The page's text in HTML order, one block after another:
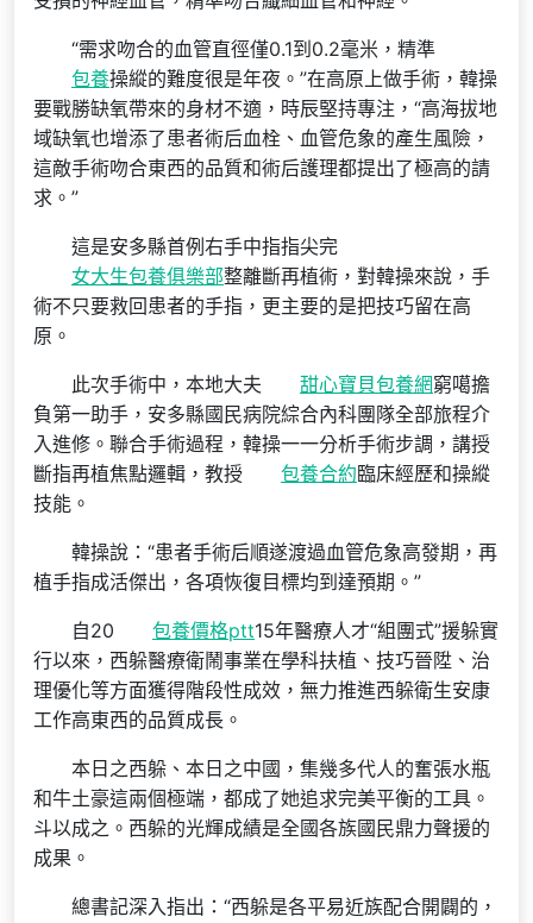
“需求吻合的血管直徑僅0.1到0.2毫米，精準
包養操縱的難度很是年夜。”在高原上做手術，韓操
要戰勝缺氧帶來的身材不適，時辰堅持專注，“高海拔地
域缺氧也增添了患者術后血栓、血管危象的產生風險，
這敵手術吻合東西的品質和術后護理都提出了極高的請
求。”
這是安多縣首例右手中指指尖完
女大生包養俱樂部整離斷再植術，對韓操來說，手
術不只要救回患者的手指，更主要的是把技巧留在高
原。
此次手術中，本地大夫 甜心寶貝包養網窮噶擔
負第一助手，安多縣國民病院綜合內科團隊全部旅程介
入進修。聯合手術過程，韓操一一分析手術步調，講授
斷指再植焦點邏輯，教授
包養合約臨床經歷和操縱
技能。
韓操說：“患者手術后順遂渡過血管危象高發期，再
植手指成活傑出，各項恢復目標均到達預期。”
自20 包養價格ptt15年醫療人才“組團式”援躲實
行以來，西躲醫療衛鬧事業在學科扶植、技巧晉陞、治
理優化等方面獲得階段性成效，無力推進西躲衛生安康
工作高東西的品質成長。
本日之西躲、本日之中國，集幾多代人的奮張水瓶
和牛土豪這兩個極端，都成了她追求完美平衡的工具。
斗以成之。西躲的光輝成績是全國各族國民鼎力聲援的
成果。
總書記深入指出：“西躲是各平易近族配合開闢的，